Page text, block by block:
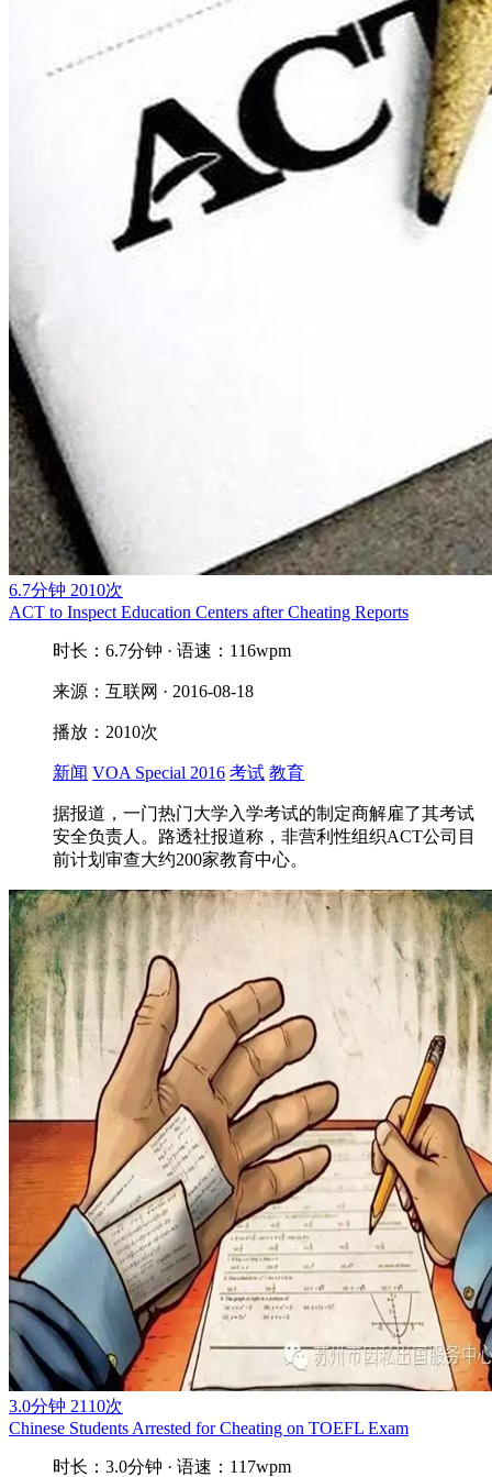
6.7分钟 2010次
ACT to Inspect Education Centers after Cheating Reports
时长：6.7分钟 · 语速：116wpm
来源：互联网 · 2016-08-18
播放：2010次
新闻 VOA Special 2016 考试 教育
据报道，一门热门大学入学考试的制定商解雇了其考试
安全负责人。路透社报道称，非营利性组织ACT公司目
前计划审查大约200家教育中心。
3.0分钟 2110次
Chinese Students Arrested for Cheating on TOEFL Exam
时长：3.0分钟 · 语速：117wpm